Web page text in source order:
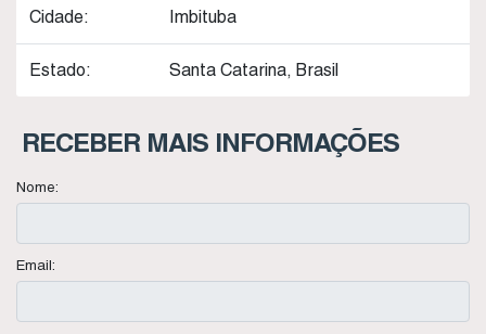
Cidade: Imbituba
Estado: Santa Catarina, Brasil
RECEBER MAIS INFORMAÇÕES
Nome:
Email: